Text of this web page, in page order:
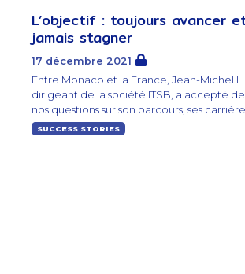
L’objectif : toujours avancer
jamais stagner
17 décembre 2021
Entre Monaco et la France, Jean-Michel
dirigeant de la société ITSB, a accepté
nos questions sur son parcours, ses
SUCCESS STORIES